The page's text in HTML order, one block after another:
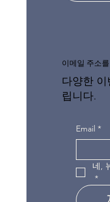
이메일 주소
다양한
립니다.
Email *
네,
*